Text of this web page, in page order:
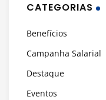
CATEGORIAS
Benefícios
Campanha Salarial
Destaque
Eventos